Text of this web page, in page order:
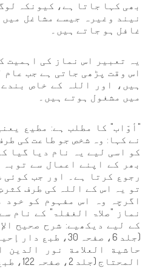
بھی کہا جاتا ہے، کیونکہ
نیند وغیرہ جیسے مشاغل
غافل ہو جاتے ہیں۔
یہ تعبیر اس نماز کی اہمیت
اس وقت پڑھی جاتی ہے جب
ہیں، اور اللہ کے خاص
میں مشغول ہوتے ہیں۔
"أوّاب" کا مطلب ہے: مطیع
نے کہا: وہ شخص جو طاعت کی
کو اسی لیے یہ نام دیا گیا
بھر کے اپنے اعمال سے
رجوع کرتا ہے۔ اور جب
تو یہ اس کے اللہ کی طرف
اگرچہ وہ اس مفہوم کو
نماز "صلاۃ الغفلۃ" کے نام
کے لیے دیکھیے: شرح صحیح
(جلد 6، صفحہ 30،
حاشیة العلامة نور الدين
المحتاج (جلد 2، صفحہ 122، طبع دار الفكر)۔